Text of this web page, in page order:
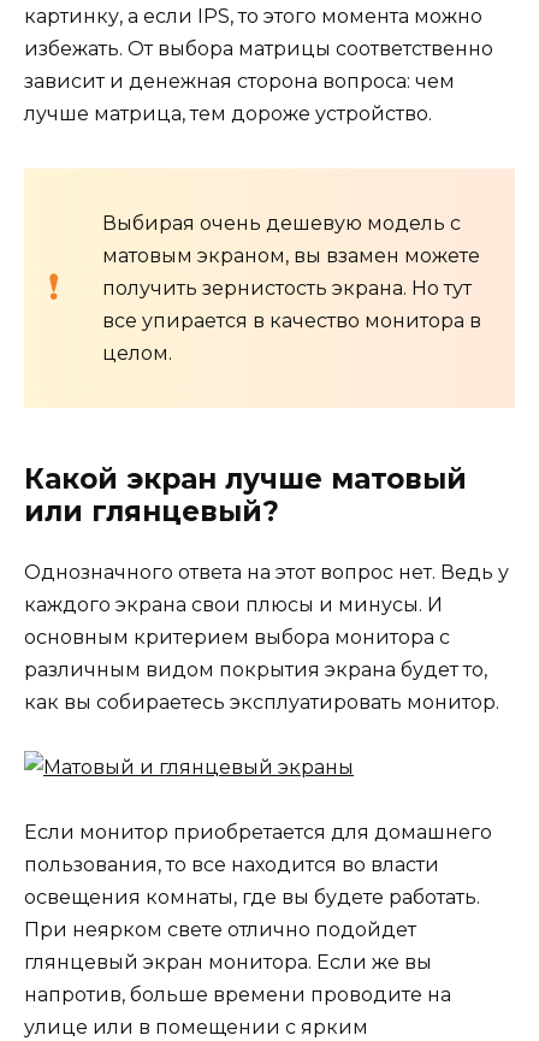
картинку, а если IPS, то этого момента можно
избежать. От выбора матрицы соответственно
зависит и денежная сторона вопроса: чем
лучше матрица, тем дороже устройство.
Выбирая очень дешевую модель с
матовым экраном, вы взамен можете
получить зернистость экрана. Но тут
все упирается в качество монитора в
целом.
Какой экран лучше матовый
или глянцевый?
Однозначного ответа на этот вопрос нет. Ведь у
каждого экрана свои плюсы и минусы. И
основным критерием выбора монитора с
различным видом покрытия экрана будет то,
как вы собираетесь эксплуатировать монитор.
Если монитор приобретается для домашнего
пользования, то все находится во власти
освещения комнаты, где вы будете работать.
При неярком свете отлично подойдет
глянцевый экран монитора. Если же вы
напротив, больше времени проводите на
улице или в помещении с ярким